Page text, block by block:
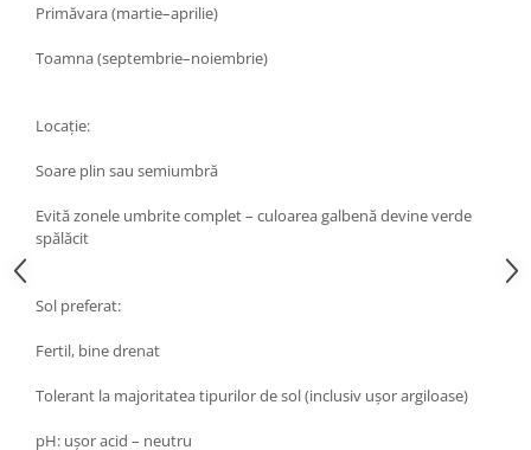
Primăvara (martie–aprilie)
Toamna (septembrie–noiembrie)
Locație:
Soare plin sau semiumbră
Evită zonele umbrite complet – culoarea galbenă devine verde
spălăcit
Sol preferat:
Fertil, bine drenat
Tolerant la majoritatea tipurilor de sol (inclusiv ușor argiloase)
pH: ușor acid – neutru